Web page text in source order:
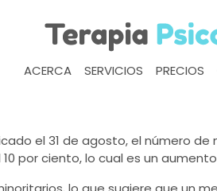
ACERCA SERVICIOS PRECIOS
el 31 de agosto, el número
por ciento, lo cual es un